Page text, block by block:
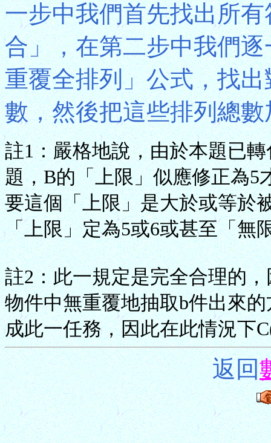
一步中我們首先找出所
合」，在第二步中我們
重覆全排列」公式，找
數，然後把這些排列總
註1：嚴格地說，由於本題已
題，B的「上限」似應修正為5
要這個「上限」是大於或等於
「上限」定為5或6或甚至「無
註2：此一規定是完全合理的
物件中無重覆地抽取b件出來
成此一任務，因此在此情況下
返回